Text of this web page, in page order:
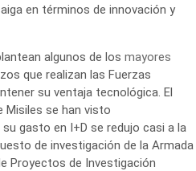
en términos de innovación y
algunos de los mayores
que realizan las Fuerzas
su ventaja tecnológica. El
Misiles se han visto
gasto en I+D se redujo casi a la
de investigación de la Armada
Proyectos de Investigación